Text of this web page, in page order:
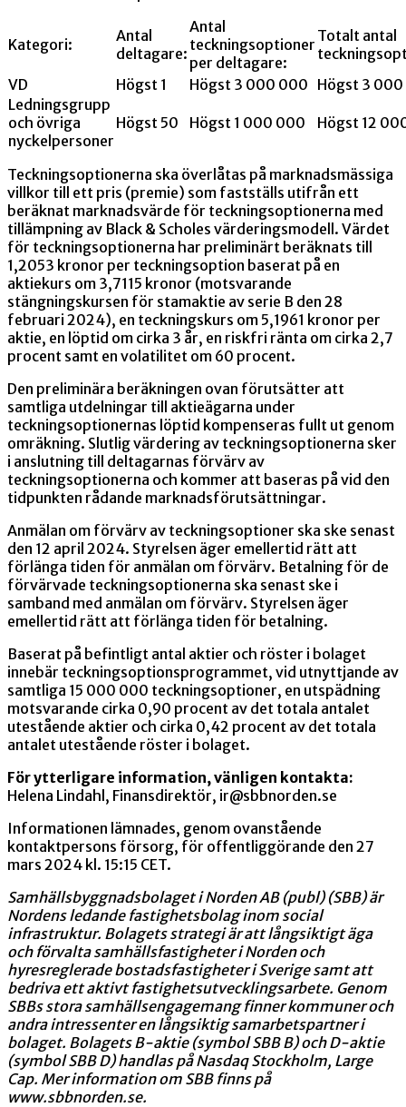
Kategori:
Antal
deltagare:
Antal
teckningsoptioner
per deltagare:
Totalt antal
VD
Högst 1 Högst 3 000 000 Högst 3
Ledningsgrupp
och övriga
nyckelpersoner
Högst 50 Högst 1 000 000 Högst 12
Teckningsoptionerna ska överlåtas på marknadsmässiga
villkor till ett pris (premie) som fastställs utifrån ett
beräknat marknadsvärde för teckningsoptionerna med
tillämpning av Black & Scholes värderingsmodell. Värdet
för teckningsoptionerna har preliminärt beräknats till
1,2053 kronor per teckningsoption baserat på en
aktiekurs om 3,7115 kronor (motsvarande
stängningskursen för stamaktie av serie B den 28
februari 2024), en teckningskurs om 5,1961 kronor per
aktie, en löptid om cirka 3 år, en riskfri ränta om cirka 2,7
procent samt en volatilitet om 60 procent.
Den preliminära beräkningen ovan förutsätter att
samtliga utdelningar till aktieägarna under
teckningsoptionernas löptid kompenseras fullt ut genom
omräkning. Slutlig värdering av teckningsoptionerna sker
i anslutning till deltagarnas förvärv av
teckningsoptionerna och kommer att baseras på vid den
tidpunkten rådande marknadsförutsättningar.
Anmälan om förvärv av teckningsoptioner ska ske senast
den 12 april 2024. Styrelsen äger emellertid rätt att
förlänga tiden för anmälan om förvärv. Betalning för de
förvärvade teckningsoptionerna ska senast ske i
samband med anmälan om förvärv. Styrelsen äger
emellertid rätt att förlänga tiden för betalning.
Baserat på befintligt antal aktier och röster i bolaget
innebär teckningsoptionsprogrammet, vid utnyttjande av
samtliga 15 000 000 teckningsoptioner, en utspädning
motsvarande cirka 0,90 procent av det totala antalet
utestående aktier och cirka 0,42 procent av det totala
antalet utestående röster i bolaget.
För ytterligare information, vänligen kontakta:
Helena Lindahl, Finansdirektör, ir@sbbnorden.se
Informationen lämnades, genom ovanstående
kontaktpersons försorg, för offentliggörande den 27
mars 2024 kl. 15:15 CET.
Samhällsbyggnadsbolaget i Norden AB (publ) (SBB) är
Nordens ledande fastighetsbolag inom social
infrastruktur. Bolagets strategi är att långsiktigt äga
och förvalta samhällsfastigheter i Norden och
hyresreglerade bostadsfastigheter i Sverige samt att
bedriva ett aktivt fastighetsutvecklingsarbete. Genom
SBBs stora samhällsengagemang finner kommuner och
andra intressenter en långsiktig samarbetspartner i
bolaget. Bolagets B-aktie (symbol SBB B) och D-aktie
(symbol SBB D) handlas på Nasdaq Stockholm, Large
Cap. Mer information om SBB finns på
www.sbbnorden.se.